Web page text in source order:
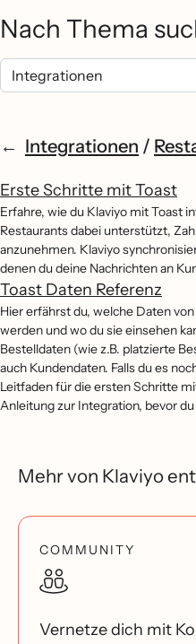
Nach Thema
Integrationen /
Erste Schritte mit Toast
Erfahre, wie du Klaviyo mit Toast
Restaurants dabei unterstützt,
anzunehmen. Klaviyo
denen du deine Nachrichten an
Toast Daten Referenz
Hier erfährst du, welche Daten
werden und wo du sie einsehen
Bestelldaten (wie z.B. platzierte
auch Kundendaten. Falls du es
Leitfaden für die ersten Schritte
Anleitung zur Integration, bevor
Mehr von Klaviyo
COMMUNITY
Vernetze dich mit